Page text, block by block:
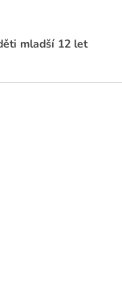
mladší 12 let